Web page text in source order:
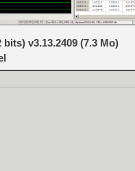
v3.13.2409 (7.3 Mo)